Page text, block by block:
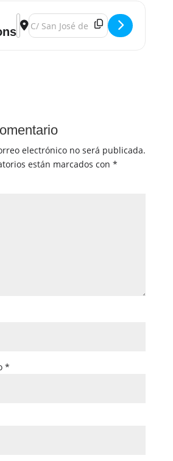
Address - Charla: Vivir con
Destination Address - Charla:
electrónico no será publicada.
están marcados con *
*